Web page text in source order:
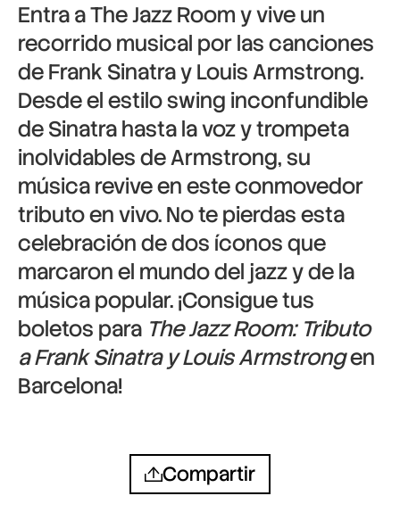
Entra a The Jazz Room y vive un
recorrido musical por las canciones
de Frank Sinatra y Louis Armstrong.
Desde el estilo swing inconfundible
de Sinatra hasta la voz y trompeta
inolvidables de Armstrong, su
música revive en este conmovedor
tributo en vivo. No te pierdas esta
celebración de dos íconos que
marcaron el mundo del jazz y de la
música popular. ¡Consigue tus
boletos para The Jazz Room: Tributo
a Frank Sinatra y Louis Armstrongen
Barcelona!
Compartir